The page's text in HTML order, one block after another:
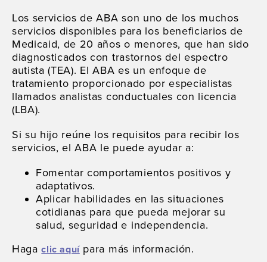
Los servicios de ABA son uno de los muchos
servicios disponibles para los beneficiarios de
Medicaid, de 20 años o menores, que han sido
diagnosticados con trastornos del espectro
autista (TEA). El ABA es un enfoque de
tratamiento proporcionado por especialistas
llamados analistas conductuales con licencia
(LBA).
Si su hijo reúne los requisitos para recibir los
servicios, el ABA le puede ayudar a:
Fomentar comportamientos positivos y
adaptativos.
Aplicar habilidades en las situaciones
cotidianas para que pueda mejorar su
salud, seguridad e independencia.
Hagaclic aquípara más información.